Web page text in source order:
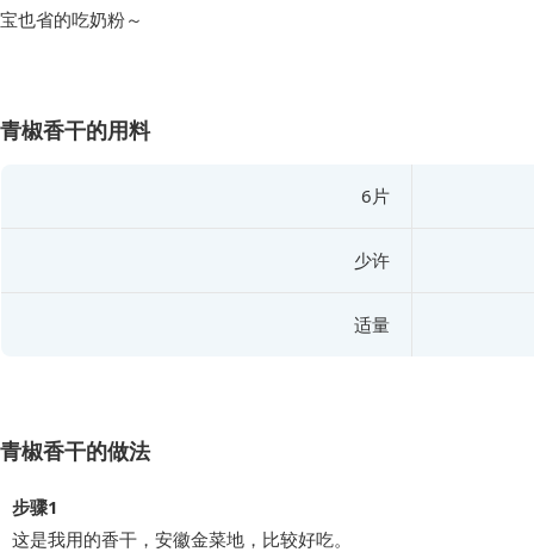
青椒香干的用料
6片
少许
适量
青椒香干的做法
步骤1
这是我用的香干，安徽金菜地，比较好吃。